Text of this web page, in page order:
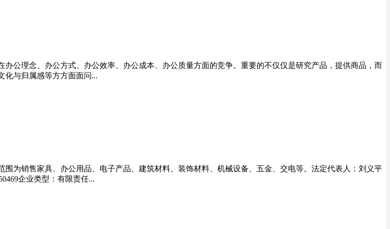
公理念、办公方式、办公效率、办公成本、办公质量方面的竞争。重要的不仅仅是研究产品，提供商品，而
化与归属感等方方面面问...
为销售家具、办公用品、电子产品、建筑材料、装饰材料、机械设备、五金、交电等。法定代表人：刘义平
企业类型：有限责任...